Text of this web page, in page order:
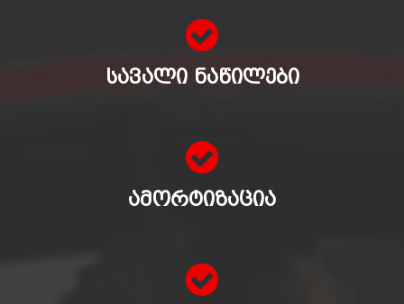
ᲡᲐᲕᲐᲚᲘ ᲜᲐᲬᲘᲚᲔᲑᲘ
ᲐᲛᲝᲠᲢᲘᲖᲐᲪᲘᲐ